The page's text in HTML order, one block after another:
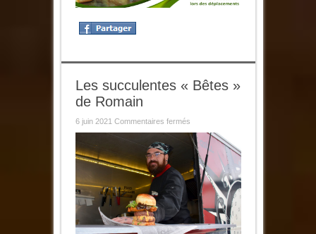
Les succulentes « Bêtes »
de Romain
6 juin 2021 Commentaires ferméssur
succulentes
« Bêtes »
de
Romain